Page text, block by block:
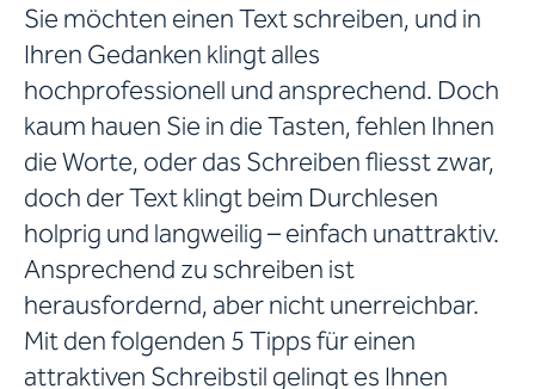
Sie möchten einen Text schreiben, und in
Ihren Gedanken klingt alles
hochprofessionell und ansprechend. Doch
kaum hauen Sie in die Tasten, fehlen Ihnen
die Worte, oder das Schreiben fliesst zwar,
doch der Text klingt beim Durchlesen
holprig und langweilig – einfach unattraktiv.
Ansprechend zu schreiben ist
herausfordernd, aber nicht unerreichbar.
Mit den folgenden 5 Tipps für einen
attraktiven Schreibstil gelingt es Ihnen